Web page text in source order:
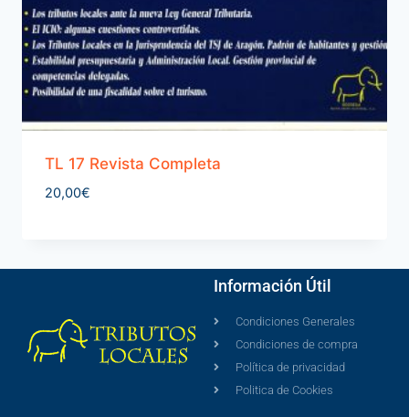
TL 17 Revista Completa
20,00€
Información Útil
Condiciones Generales
Condiciones de compra
Política de privacidad
Politica de Cookies